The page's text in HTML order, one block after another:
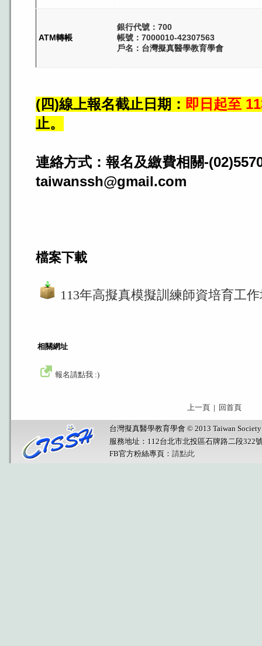
ATM轉帳
銀行代號：700
帳號：7000010-42307563
戶名：台灣擬真醫學教育學會
(四)線上報名截止日期： 即日起至
止。
連絡方式：報名及繳費相關-
taiwanssh@gmail.com
檔案下載
113年高擬真模擬訓練師資培育工
相關網址
報名請點我 :)
上一頁 | 回首頁
台灣擬真醫學教育學會 © 2013 Taiwan
服務地址：112台北市北投區石牌路二段322
FB官方粉絲專頁： 請點此